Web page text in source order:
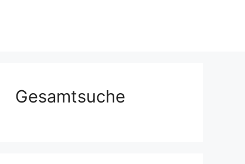
Gesamtsuche